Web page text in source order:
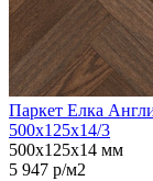
Паркет Елка
500х125х14/3
500х125х14 мм
5 947 р/м2